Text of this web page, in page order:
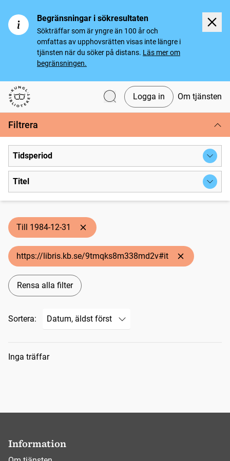
Begränsningar i sökresultaten
Sökträffar som är yngre än 100 år och
omfattas av upphovsrätten visas inte längre i
tjänsten när du söker på distans. Läs mer om
begränsningen.
Svenska tidningar
Logga in Om tjänsten
Filtrera
Tidsperiod
Titel
Till 1984-12-31
https://libris.kb.se/9tmqks8m338md2v#it
Rensa alla filter
Sortera:
Sökresultat
Inga träffar
Information